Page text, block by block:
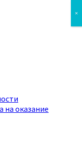
оказание
×